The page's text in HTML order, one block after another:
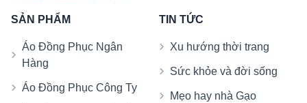
SẢN PHẨM
Áo Đồng Phục Ngân
Hàng
Áo Đồng Phục Công Ty
TIN TỨC
Xu hướng thời trang
Sức khỏe và đời sống
Mẹo hay nhà Gạo